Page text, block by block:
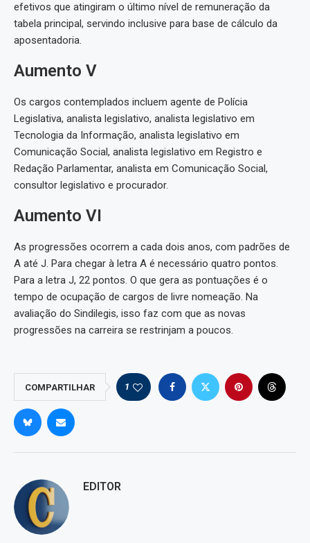
efetivos que atingiram o último nível de remuneração da
tabela principal, servindo inclusive para base de cálculo da
aposentadoria.
Aumento V
Os cargos contemplados incluem agente de Polícia
Legislativa, analista legislativo, analista legislativo em
Tecnologia da Informação, analista legislativo em
Comunicação Social, analista legislativo em Registro e
Redação Parlamentar, analista em Comunicação Social,
consultor legislativo e procurador.
Aumento VI
As progressões ocorrem a cada dois anos, com padrões de
A até J. Para chegar à letra A é necessário quatro pontos.
Para a letra J, 22 pontos. O que gera as pontuações é o
tempo de ocupação de cargos de livre nomeação. Na
avaliação do Sindilegis, isso faz com que as novas
progressões na carreira se restrinjam a poucos.
COMPARTILHAR 1
EDITOR